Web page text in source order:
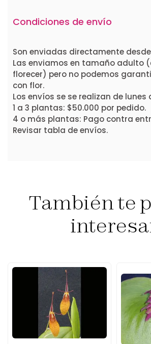
Condiciones de envío
Son enviadas directamente
Las enviamos en tamaño adulto
florecer) pero no podemos
con flor.
Los envíos se se realizan de lunes
1 a 3 plantas: $50.000 por pedido.
4 o más plantas: Pago contra
Revisar tabla de envíos.
También te